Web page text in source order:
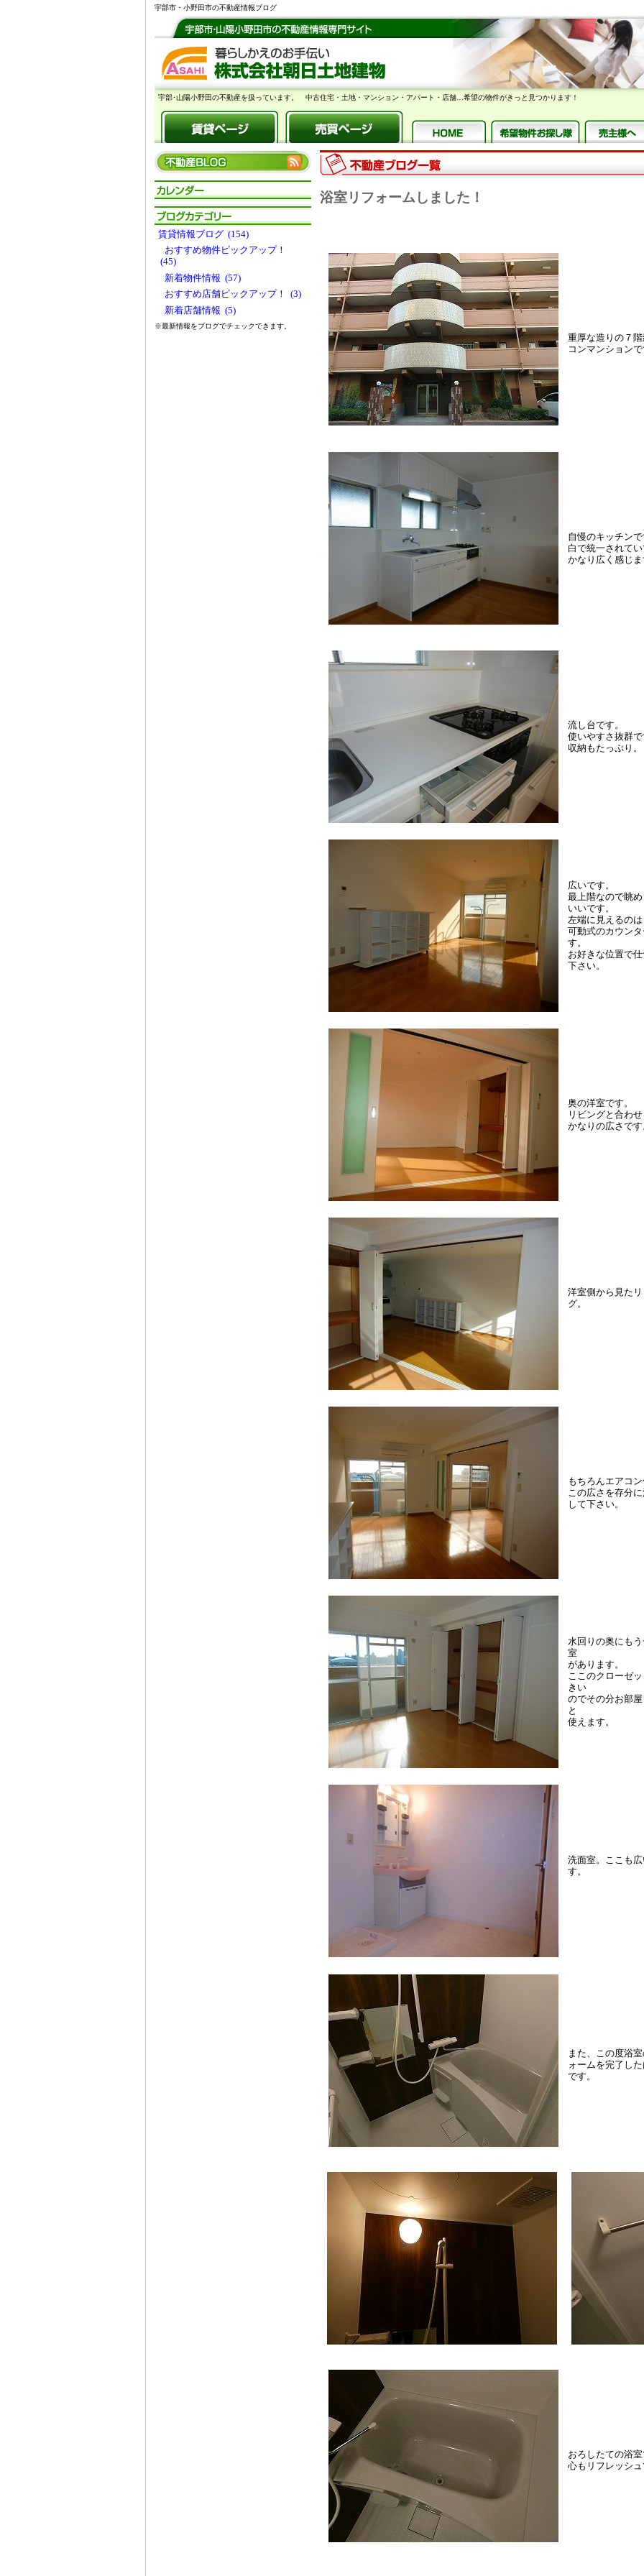
宇部市・小野田市の不動産情報ブログ
宇部･山陽小野田の不動産を扱っています。 中古住宅・土地・マンション・アパート・店舗…希望の物件がきっと見つかります！
浴室リフォームしました！
重厚な造りの７
コンマンション
自慢のキッチン
白で統一されてい
かなり広く感じ
流し台です。
使いやすさ抜群
収納もたっぷり。
広いです。
最上階なので眺め
いいです。
左端に見えるのは
可動式のカウン
す。
お好きな位置で
下さい。
奥の洋室です。
リビングと合わ
かなりの広さです
洋室側から見た
グ。
もちろんエアコ
この広さを存分
して下さい。
水回りの奥にも
室
があります。
ここのクローゼ
きい
のでその分お部
と
使えます。
洗面室。ここも
す。
また、この度浴
ォームを完了し
です。
おろしたての浴
心もリフレッシ
賃貸情報ブログ (154)
おすすめ物件ピックアップ！
(45)
新着物件情報 (57)
おすすめ店舗ピックアップ！ (3)
新着店舗情報 (5)
※最新情報をブログでチェックできます。